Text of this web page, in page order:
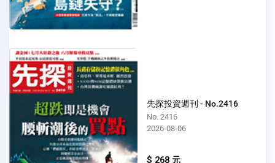
先探投資週刊 - No.2416
No. 2416
2026-08-06
$ 268 元